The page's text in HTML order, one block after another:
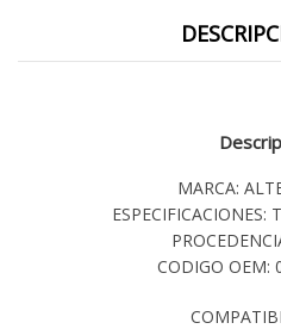
cantidad
MARCA:
ESPECIFICACIONES:
CODIGO OEM: